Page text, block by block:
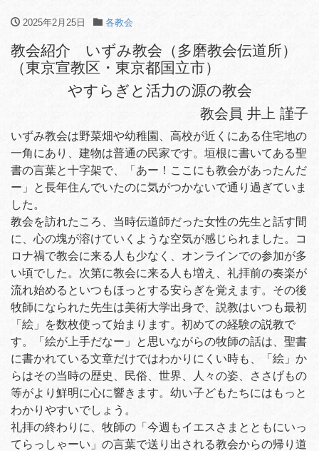
2025年2月25日 各教会
教会紹介 いずみ教会（多磨教会伝道所）
（東京宣教区・東京都国立市）
やすらぎと活力の源の教会
教会員 井上 謹子
いずみ教会は野菜畑や幼稚園、高校が近くにある住宅地の
一角にあり、建物は普通の民家です。垣根に書いてある聖
書の言葉と十字架で、「あー！ここにも教会があったんだ
ー」と長年住んでいたのに気がつかないで通り過ぎていま
した。
教会を訪れたころ、当時伝道師だった女性の先生と話す間
に、心の塊が溶けていくような空気が感じられました。コ
ロナ禍で教会に来る人も少なく、オンラインでの参加が多
い頃でした。次第に教会に来る人も増え、礼拝前の奏楽が
流れ始めるといつもほっとする安らぎを覚えます。その後
牧師になられた先生は美術大学出身で、説教はいつも最初
「絵」を数枚使って始まります。初めての経験の説教で
す。「絵が上手だなー」と思いながらの牧師の話は、聖書
に書かれている文章だけではわかりにくい時も、「絵」か
らはその当時の歴史、民俗、世界、人々の姿、ささげもの
等がより鮮明に心に響きます。幼い子どもたちにはもっと
わかりやすいでしょう。
礼拝の終わりに、牧師の「今週もイエスさまとともにいっ
てらっしゃーい」の言葉で送り出される教会からの帰り道